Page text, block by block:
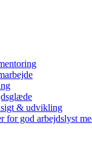
& udvikling
for god arbejdslyst